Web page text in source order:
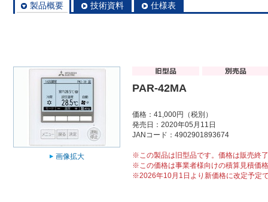
製品概要 技術資料 仕様表
画像拡大
PAR-42MA
価格：41,000円（税別）
発売日：2020年05月11日
JANコード：4902901893674
※この製品は旧型品です。価格は販売終
※この価格は事業者様向けの積算見積価
※2026年10月1日より新価格に改定予定